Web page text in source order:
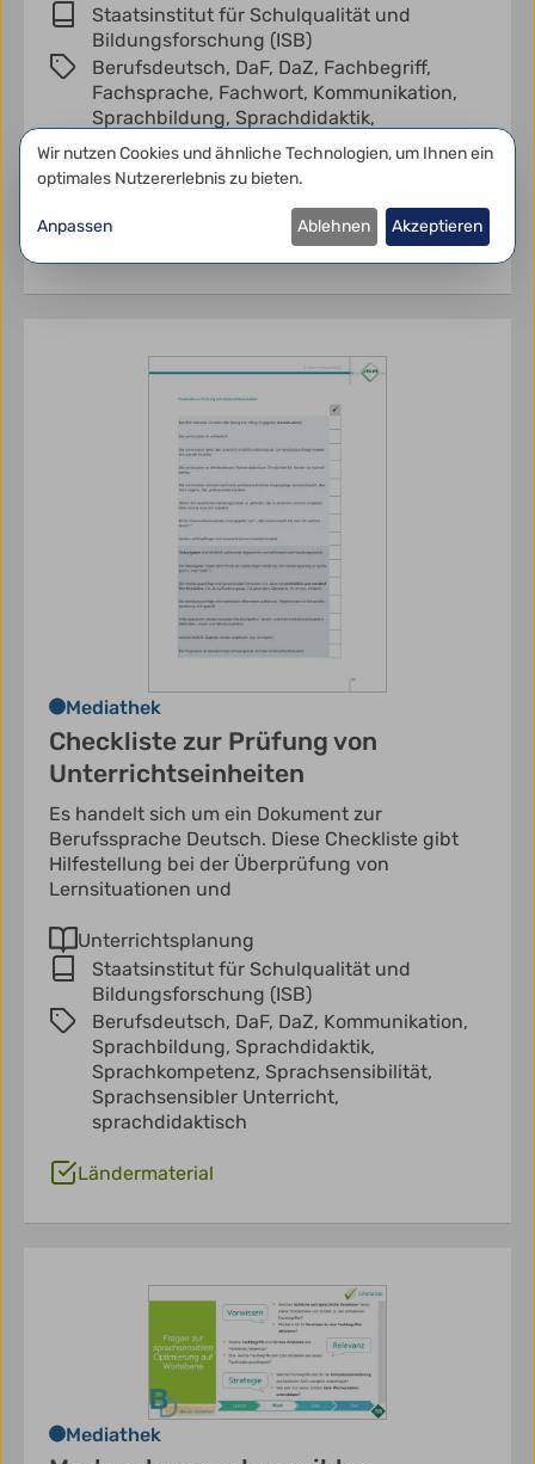
Staatsinstitut für Schulqualität und
Bildungsforschung (ISB)
Berufsdeutsch, DaF, DaZ, Fachbegriff,
Fachsprache, Fachwort, Kommunikation,
Sprachbildung, Sprachdidaktik,
Sprachkompetenz, Sprachsensibilität,
Sprachsensibler Unterricht,
Mediathek
Checkliste zur Prüfung von
Unterrichtseinheiten
Es handelt sich um ein Dokument zur
Berufssprache Deutsch. Diese Checkliste gibt
Hilfestellung bei der Überprüfung von
Lernsituationen und
Unterrichtsplanung
Staatsinstitut für Schulqualität und
Bildungsforschung (ISB)
Berufsdeutsch, DaF, DaZ, Kommunikation,
Sprachbildung, Sprachdidaktik,
Sprachkompetenz, Sprachsensibilität,
Sprachsensibler Unterricht,
sprachdidaktisch
Ländermaterial
Mediathek
Datenschutzeinstellungen
Wir nutzen Cookies und ähnliche Technologien, um Ihnen ein
optimales Nutzererlebnis zu bieten.
Anpassen Ablehnen Akzeptieren